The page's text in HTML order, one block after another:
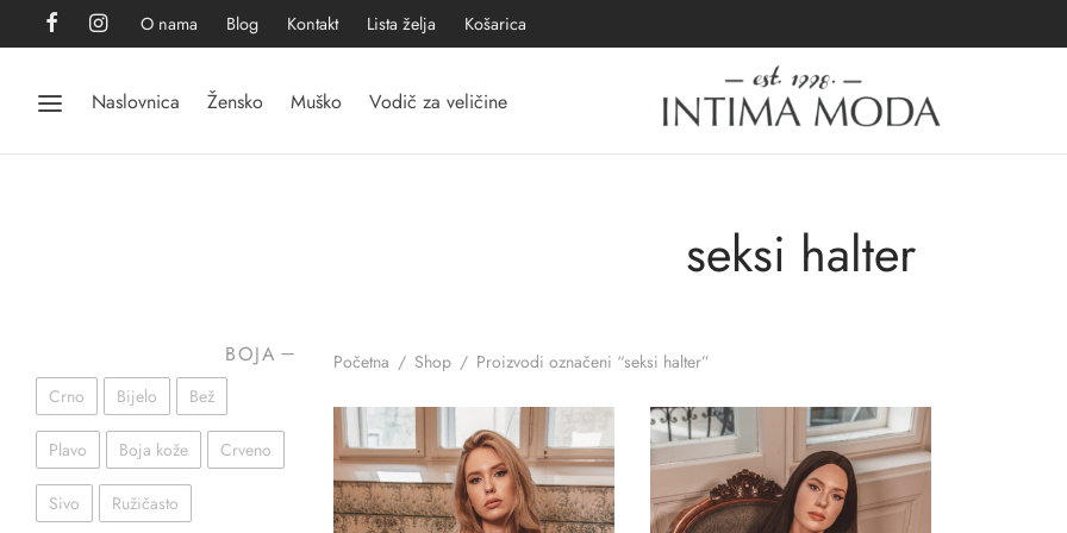
O nama Blog Kontakt Lista želja Košarica
Naslovnica Žensko Muško Vodič za veličine
seksi halter
BOJA
Crno Bijelo Bež
Plavo Boja kože Crveno
Sivo Ružičasto
Početna / Shop / Proizvodi označeni “seksi halter”